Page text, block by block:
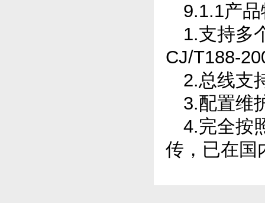
9.1.1产
1.支持多
CJ/T188-
2.总线支
3.配置维
4.完全按
传，已在国